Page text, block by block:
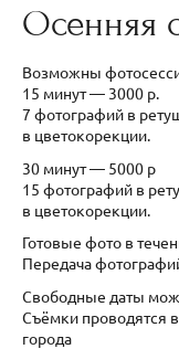
Осенняя
Возможны
15 минут — 3000 р.
7 фотографий в
в цветокорекции.
30 минут — 5000 р
15 фотографий в
в цветокорекции.
Готовые фото в
Передача
Свободные даты
Съёмки проводятся
города